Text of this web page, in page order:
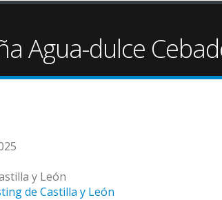
Agua-dulce
y León
de Castilla y León